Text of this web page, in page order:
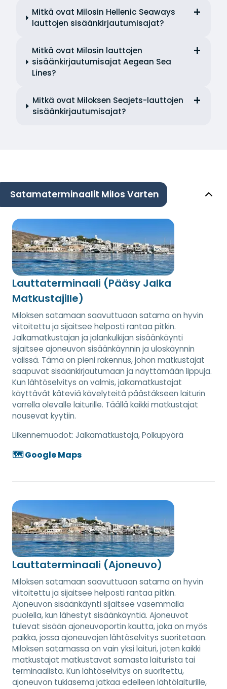
Mitkä ovat Milosin Hellenic Seaways
lauttojen sisäänkirjautumisajat?
Mitkä ovat Milosin lauttojen
sisäänkirjautumisajat Aegean Sea
Lines?
Mitkä ovat Miloksen Seajets-lauttojen
sisäänkirjautumisajat?
Satamaterminaalit Milos Varten
Lauttaterminaali (Pääsy Jalka
Matkustajille)
Miloksen satamaan saavuttuaan satama on hyvin
viitoitettu ja sijaitsee helposti rantaa pitkin.
Jalkamatkustajan ja jalankulkijan sisäänkäynti
sijaitsee ajoneuvon sisäänkäynnin ja uloskäynnin
välissä. Tämä on pieni rakennus, johon matkustajat
saapuvat sisäänkirjautumaan ja näyttämään lippuja.
Kun lähtöselvitys on valmis, jalkamatkustajat
käyttävät käteviä kävelyteitä päästäkseen laiturin
varrella olevalle laiturille. Täällä kaikki matkustajat
nousevat kyytiin.
Liikennemuodot: Jalkamatkustaja, Polkupyörä
🗺️ Google Maps
Lauttaterminaali (Ajoneuvo)
Miloksen satamaan saavuttuaan satama on hyvin
viitoitettu ja sijaitsee helposti rantaa pitkin.
Ajoneuvon sisäänkäynti sijaitsee vasemmalla
puolella, kun lähestyt sisäänkäyntiä. Ajoneuvot
tulevat sisään ajoneuvoportin kautta, joka on myös
paikka, jossa ajoneuvojen lähtöselvitys suoritetaan.
Miloksen satamassa on vain yksi laituri, joten kaikki
matkustajat matkustavat samasta laiturista tai
terminaalista. Kun lähtöselvitys on suoritettu,
ajoneuvon tukiasema jatkaa edelleen lähtölaiturille,